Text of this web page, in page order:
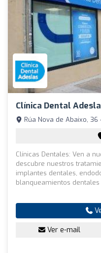
Clínica Dental
Rúa Nova de Abaixo, 36
Clínicas Dentales: Ven a
descubre nuestros
implantes dentales,
blanqueamientos dentales
Ver e-mail